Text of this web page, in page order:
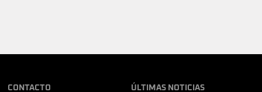
CONTACTO ÚLTIMAS NOTICIAS